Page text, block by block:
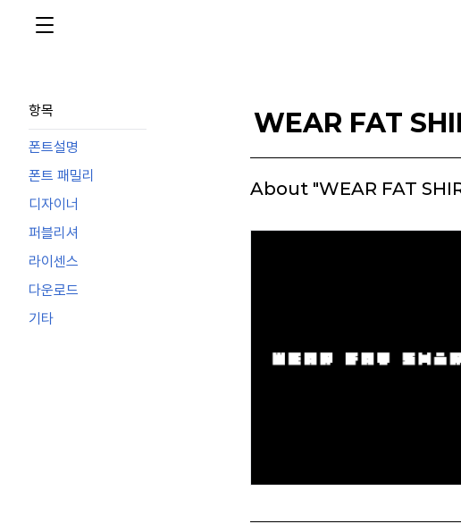
항목
폰트설명
폰트 패밀리
디자이너
퍼블리셔
라이센스
다운로드
기타
WEAR FAT
About "WEAR FAT